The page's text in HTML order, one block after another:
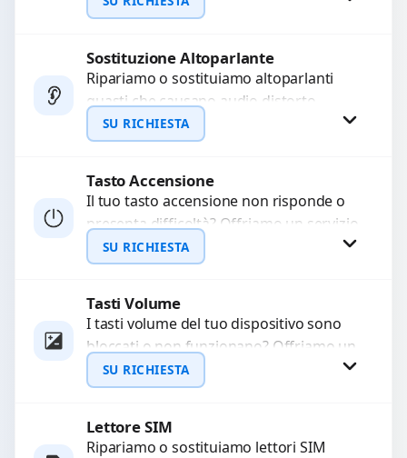
chiamate. Diagnosi accurata e ricambi
Richiedi Preventivo
WhatsApp
Sostituzione Altoparlante
Ripariamo o sostituiamo altoparlanti
guasti che causano audio distorto,
basso o assente. Utilizziamo ricambi di
alta qualità garantiti per 3...
SU RICHIESTA
Richiedi Preventivo
WhatsApp
Tasto Accensione
Il tuo tasto accensione non risponde o
presenta difficoltà? Offriamo un servizio
professionale di riparazione o
sostituzione utilizzando componenti di...
SU RICHIESTA
Richiedi Preventivo
WhatsApp
Tasti Volume
I tasti volume del tuo dispositivo sono
bloccati o non funzionano? Offriamo un
servizio di riparazione o sostituzione
con ricambi...
SU RICHIESTA
Richiedi Preventivo
Lettore SIM
Ripariamo o sostituiamo lettori SIM